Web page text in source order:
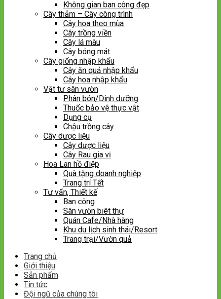
Không gian ban công đẹp
Cây thảm – Cây công trình
Cây hoa theo mùa
Cây trồng viền
Cây lá màu
Cây bóng mát
Cây giống nhập khẩu
Cây ăn quả nhập khẩu
Cây hoa nhập khẩu
Vật tư sân vườn
Phân bón/Dinh dưỡng
Thuốc bảo vệ thực vật
Dụng cụ
Chậu trồng cây
Cây dược liệu
Cây dược liệu
Cây Rau gia vị
Hoa Lan hồ điệp
Quà tặng doanh nghiệp
Trang trí Tết
Tư vấn, Thiết kế
Ban công
Sân vườn biêt thự
Quán Cafe/Nhà hàng
Khu du lịch sinh thái/Resort
Trang trại/Vườn quả
Trang chủ
Giới thiệu
Sản phẩm
Tin tức
Đội ngũ của chúng tôi